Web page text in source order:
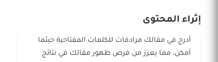
إثراء المحتوى
أدرج في مقالك مرادفات للكلمات المفتاحية حيثما
أمكن، مما يعزز من فرص ظهور مقالك في نتائج